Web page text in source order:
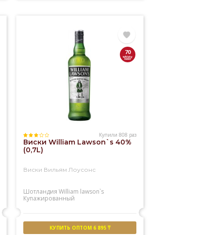
70
Купили 808 раз
Виски William Lawson`s 40%
(0,7L)
Виски Вильям Лоусонс
Шотландия William lawson`s
Купажированный
КУПИТЬ ОПТОМ 6 895 ₸